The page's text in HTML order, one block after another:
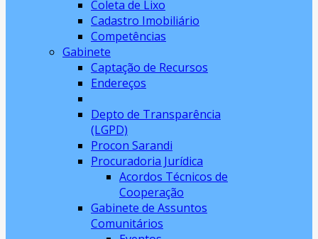
Coleta de Lixo
Cadastro Imobiliário
Competências
Gabinete
Captação de Recursos
Endereços
Depto de Transparência
(LGPD)
Procon Sarandi
Procuradoria Jurídica
Acordos Técnicos de
Cooperação
Gabinete de Assuntos
Comunitários